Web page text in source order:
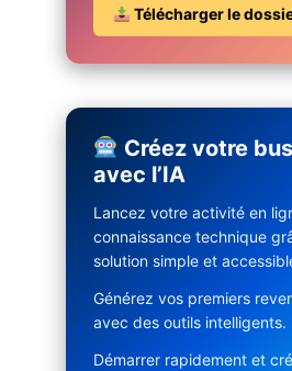
Télécharger le
Créez votre
avec l’IA
Lancez votre activité en
connaissance technique
solution simple et
Générez vos premiers
avec des outils intelligents.
Démarrer rapidement et